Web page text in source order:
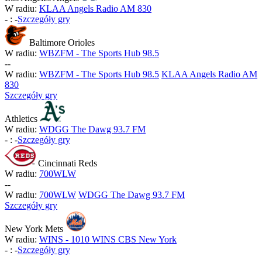
W radiu: KLAA Angels Radio AM 830
- : -Szczegóły gry
Baltimore Orioles
W radiu: WBZFM - The Sports Hub 98.5
--
W radiu: WBZFM - The Sports Hub 98.5 KLAA Angels Radio AM
830
Szczegóły gry
Athletics
W radiu: WDGG The Dawg 93.7 FM
- : -Szczegóły gry
Cincinnati Reds
W radiu: 700WLW
--
W radiu: 700WLW WDGG The Dawg 93.7 FM
Szczegóły gry
New York Mets
W radiu: WINS - 1010 WINS CBS New York
- : -Szczegóły gry